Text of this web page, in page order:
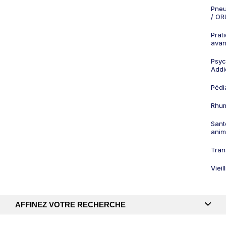
/
AFFINEZ VOTRE RECHERCHE